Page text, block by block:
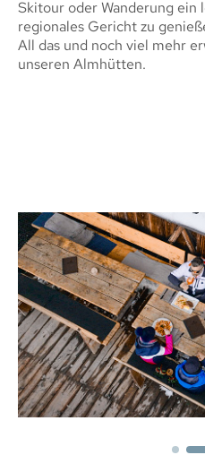
Skitour oder Wanderung ein
regionales Gericht zu
All das und noch viel mehr
unseren Almhütten.